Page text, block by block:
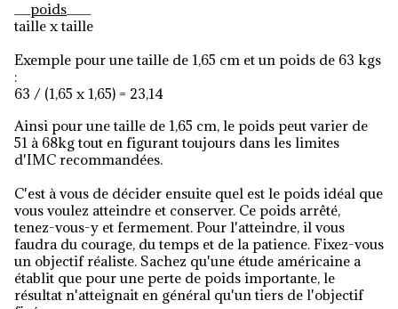
poids
taille x taille
Exemple pour une taille de 1,65 cm et un poids de 63 kgs
:
63 / (1,65 x 1,65) = 23,14
Ainsi pour une taille de 1,65 cm, le poids peut varier de
51 à 68kg tout en figurant toujours dans les limites
d'IMC recommandées.
C'est à vous de décider ensuite quel est le poids idéal que
vous voulez atteindre et conserver. Ce poids arrêté,
tenez-vous-y et fermement. Pour l'atteindre, il vous
faudra du courage, du temps et de la patience. Fixez-vous
un objectif réaliste. Sachez qu'une étude américaine a
établit que pour une perte de poids importante, le
résultat n'atteignait en général qu'un tiers de l'objectif